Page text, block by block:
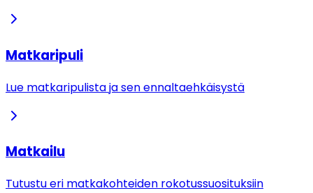
Matkaripuli
Lue matkaripulista ja sen ennaltaehkäisystä
Matkailu
Tutustu eri matkakohteiden rokotussuosituksiin